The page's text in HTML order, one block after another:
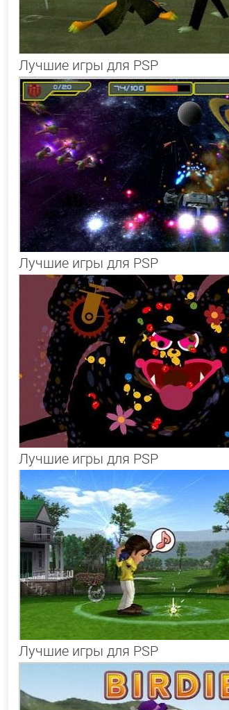
Лучшие игры для PSP
Лучшие игры для PSP
Лучшие игры для PSP
Лучшие игры для PSP